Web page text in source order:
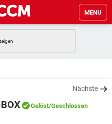
MENU
TIKTOK
STREAMING
Nächste
Gelöst/Geschlossen